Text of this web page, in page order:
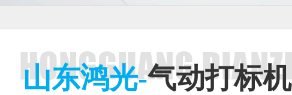
山东鸿光-气动打标机